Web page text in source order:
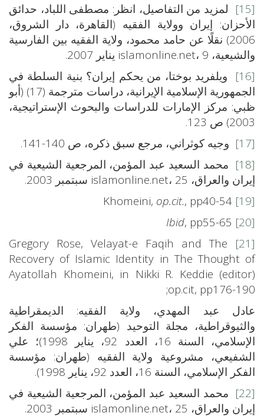
[15]
لمزيد من التفاصيل، انظر: مصطفى اللباد، حدائق
الأحزان: إيران وولاية الفقيه (القاهرة، دار الشروق،
2006) نقلًا عن حامد محمود، ولاية الفقيه بين الفارسية
والشيعية، islamonline.net، 9 يناير 2007.
[16]
ويلفريد بوختا، من يحكم إيران؟ بنية السلطة في
الجمهورية الإسلامية الإيرانية، دراسات مترجمة (17) (أبو
ظبي: مركز الإمارات للدراسات والبحوث الإستراتيجية،
2003) ص 123.
[17]
وجيه كوثراني، مرجع سبق ذكره، ص 140-141.
[18]
محمد السعيد عبد المؤمن، المرجعية الشيعية في
إيران والعراق، islamonline.net، 25 سبتمبر 2003.
[19]
op.cit., pp40-54
[20]
Ibid, pp55-65
[21]
Gregory Rose, Velayat-e Faqih and The
Recovery of Islamic Identity in The Thought of
Ayatollah Khomeini, in Nikki R. Keddie (editor)
op.cit, pp176-190;
عادل عبد المهدي، ولاية الفقيه: الديمقراطية
والثيوقراطية، مجلة التوحيد (طهران: مؤسسة الفكر
الإسلامي، السنة 16، العدد 92، يناير 1998)؛ علي
الشفيعي، مشروعية ولاية الفقيه (طهران: مؤسسة
الفكر الإسلامي، السنة 16، العدد 92، يناير 1998).
[22]
محمد السعيد عبد المؤمن، المرجعية الشيعية في
إيران والعراق، islamonline.net، 25 سبتمبر 2003.